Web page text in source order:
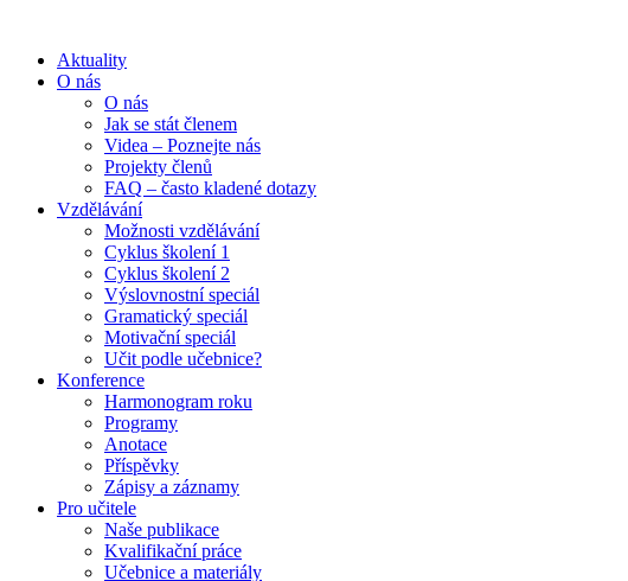
Aktuality
O nás
O nás
Jak se stát členem
Videa – Poznejte nás
Projekty členů
FAQ – často kladené dotazy
Vzdělávání
Možnosti vzdělávání
Cyklus školení 1
Cyklus školení 2
Výslovnostní speciál
Gramatický speciál
Motivační speciál
Učit podle učebnice?
Konference
Harmonogram roku
Programy
Anotace
Příspěvky
Zápisy a záznamy
Pro učitele
Naše publikace
Kvalifikační práce
Učebnice a materiály